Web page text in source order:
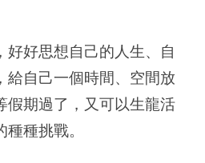
好好思想自己的人生、自
給自己一個時間、空間放
假期過了，又可以生龍活
種挑戰。